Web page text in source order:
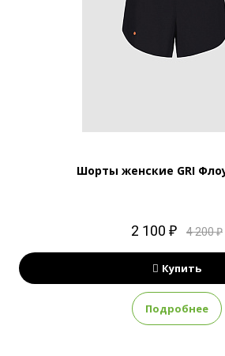
Шорты женские GRI
2 100 ₽ 4 200 ₽
Купить
Подробнее